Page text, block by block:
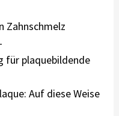
Zahnschmelz
für plaquebildende
Auf diese Weise